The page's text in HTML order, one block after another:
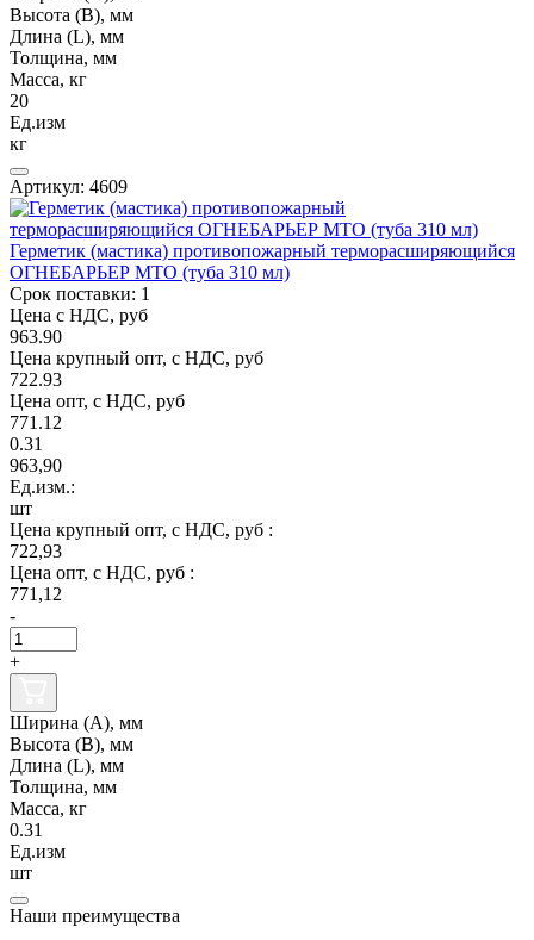
Высота (В), мм
Длина (L), мм
Толщина, мм
Масса, кг
20
Ед.изм
кг
Артикул: 4609
Герметик (мастика) противопожарный терморасширяющийся
ОГНЕБАРЬЕР МТО (туба 310 мл)
Срок поставки: 1
Цена с НДС, руб
963.90
Цена крупный опт, с НДС, руб
722.93
Цена опт, с НДС, руб
771.12
0.31
963,90
Ед.изм.:
шт
Цена крупный опт, с НДС, руб :
722,93
Цена опт, с НДС, руб :
771,12
-
+
Ширина (А), мм
Высота (В), мм
Длина (L), мм
Толщина, мм
Масса, кг
0.31
Ед.изм
шт
Наши преимущества